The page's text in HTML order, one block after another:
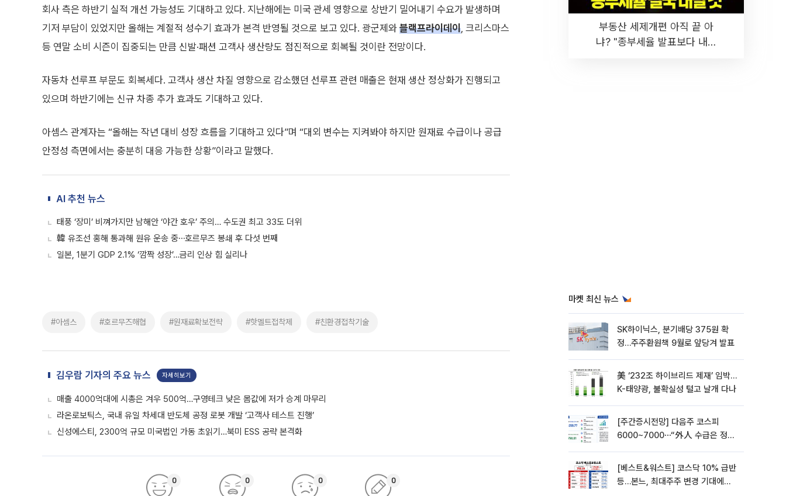
회사 측은 하반기 실적 개선 가능성도 기대하고 있다. 지난해에는 미국 관세 영향으로 상반기 밀어내기 수요가 발생하며
기저 부담이 있었지만 올해는 계절적 성수기 효과가 본격 반영될 것으로 보고 있다. 광군제와 블랙프라이데이, 크리스마스
등 연말 소비 시즌이 집중되는 만큼 신발·패션 고객사 생산량도 점진적으로 회복될 것이란 전망이다.
자동차 선루프 부문도 회복세다. 고객사 생산 차질 영향으로 감소했던 선루프 관련 매출은 현재 생산 정상화가 진행되고
있으며 하반기에는 신규 차종 추가 효과도 기대하고 있다.
아셈스 관계자는 “올해는 작년 대비 성장 흐름을 기대하고 있다”며 “대외 변수는 지켜봐야 하지만 원재료 수급이나 공급
안정성 측면에서는 충분히 대응 가능한 상황”이라고 말했다.
AI 추천 뉴스
태풍 ‘장미’ 비껴가지만 남해안 ‘야간 호우’ 주의… 수도권 최고 33도 더위
韓 유조선 홍해 통과해 원유 운송 중⋯호르무즈 봉쇄 후 다섯 번째
일본, 1분기 GDP 2.1% ‘깜짝 성장’…금리 인상 힘 실리나
#아셈스 #호르무즈해협 #원재료확보전략 #핫멜트접착제 #친환경접착기술
김우람 기자의 주요 뉴스 자세히보기
매출 4000억대에 시총은 겨우 500억…구영테크 낮은 몸값에 저가 승계 마무리
라온로보틱스, 국내 유일 차세대 반도체 공정 로봇 개발 ‘고객사 테스트 진행’
신성에스티, 2300억 규모 미국법인 가동 초읽기…북미 ESS 공략 본격화
0 0 0 0
부동산 세제개편 아직 끝 아
냐? "종부세율 발표보다 내릴
마켓 최신 뉴스
SK하이닉스, 분기배당 375원 확
정…주주환원책 9월로 앞당겨 발표
美 ‘232조 하이브리드 제재’ 임박…
K-태양광, 불확실성 털고 날개 다나
[주간증시전망] 다음주 코스피
6000~7000⋯“外人 수급은 정책
[베스트&워스트] 코스닥 10% 급반
등…본느, 최대주주 변경 기대에